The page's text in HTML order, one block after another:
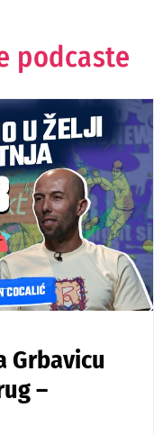
podcaste
Grbavicu
–